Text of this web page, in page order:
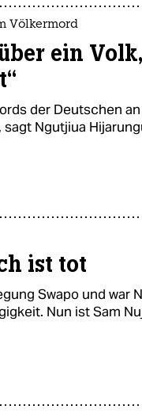
Völkermord
ein
der Deutschen
Ngutjiua
ist tot
Swapo und war
Nun ist Sam